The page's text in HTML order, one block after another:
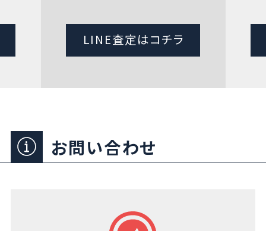
LINE査定はコチラ
お問い合わせ